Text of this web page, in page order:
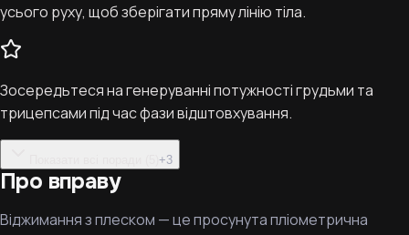
усього руху, щоб зберігати пряму лінію тіла.
Зосередьтеся на генеруванні потужності грудьми та
трицепсами під час фази відштовхування.
+3
Про вправу
Віджимання з плеском — це просунута пліометрична